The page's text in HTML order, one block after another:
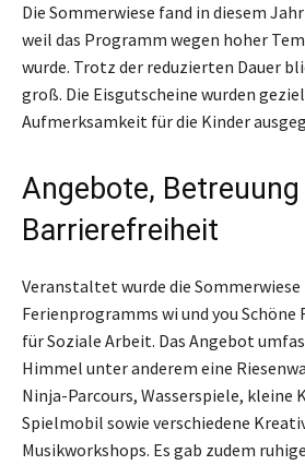
Die Sommerwiese fand in diesem
weil das Programm wegen hoher
wurde. Trotz der reduzierten Dauer
groß. Die Eisgutscheine wurden
Aufmerksamkeit für die Kinder
Angebote, Betreuung
Barrierefreiheit
Veranstaltet wurde die Sommerwiese
Ferienprogramms wi und you Schöne
für Soziale Arbeit. Das Angebot
Himmel unter anderem eine
Ninja-Parcours, Wasserspiele, kleine
Spielmobil sowie verschiedene
Musikworkshops. Es gab zudem